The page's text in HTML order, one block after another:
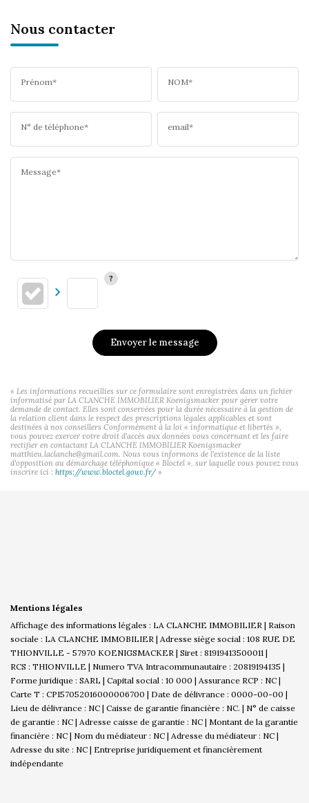
Nous contacter
Prénom* NOM*
N° de téléphone* email*
Message*
Envoyer le message
« Les informations recueillies sur ce formulaire sont enregistrées dans un fichier
informatisé par LA CLANCHE IMMOBILIER Koenigsmacker pour gérer votre
demande de contact. Elles sont conservées pour la durée nécessaire à la gestion de
la relation client dans le respect des prescriptions légales applicables et sont
destinées à nos conseillers Conformément à la loi « informatique et libertés »,
vous pouvez exercer votre droit d'accès aux données vous concernant et les faire
rectifier en contactant LA CLANCHE IMMOBILIER Koenigsmacker
matthieu.laclanche@gmail.com. Nous vous informons de l'existence de la liste
d'opposition au démarchage téléphonique « Bloctel », sur laquelle vous pouvez vous
inscrire ici : https://www.bloctel.gouv.fr/»
Mentions légales
Affichage des informations légales : LA CLANCHE IMMOBILIER | Raison
sociale : LA CLANCHE IMMOBILIER | Adresse siège social : 108 RUE DE
THIONVILLE - 57970 KOENIGSMACKER | Siret : 81919413500011 |
RCS : THIONVILLE | Numero TVA Intracommunautaire : 20819194135 |
Forme juridique : SARL | Capital social : 10 000 | Assurance RCP : NC |
Carte T : CPI57052016000006700 | Date de délivrance : 0000-00-00 |
Lieu de délivrance : NC | Caisse de garantie financière : NC. | N° de caisse
de garantie : NC | Adresse caisse de garantie : NC | Montant de la garantie
financière : NC | Nom du médiateur : NC | Adresse du médiateur : NC |
Adresse du site : NC | Entreprise juridiquement et financièrement
indépendante